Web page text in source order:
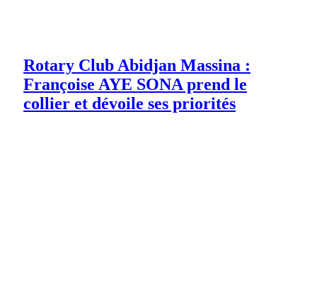
Rotary Club Abidjan Massina :
Françoise AYE SONA prend le
collier et dévoile ses priorités